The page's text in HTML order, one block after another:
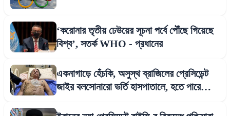
‘করোনার তৃতীয় ঢেউয়ের সূচনা পর্বে পৌঁছে গিয়েছে
বিশ্ব’, সতর্ক WHO - প্রধানের
একনাগাড়ে হেঁচকি, অসুস্থ ব্রাজিলের প্রেসিডেন্ট
জাইর বলসোনারো ভর্তি হাসপাতালে, হতে পারে